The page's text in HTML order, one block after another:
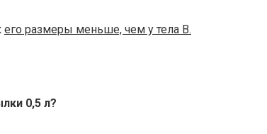
его размеры меньше, чем у тела В.
0,5 л?